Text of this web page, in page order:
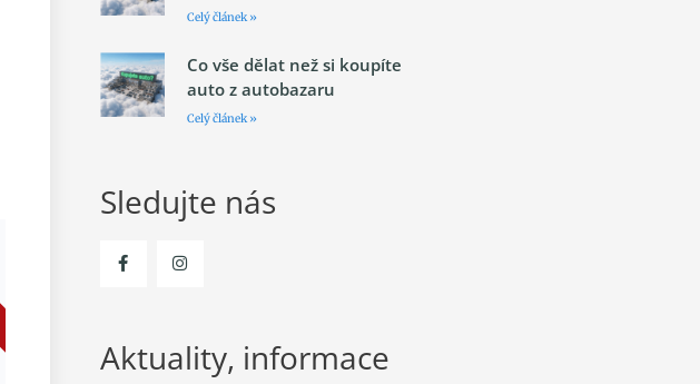
Celý článek »
Co vše dělat než si koupíte
auto z autobazaru
Celý článek »
Sledujte nás
Aktuality, informace